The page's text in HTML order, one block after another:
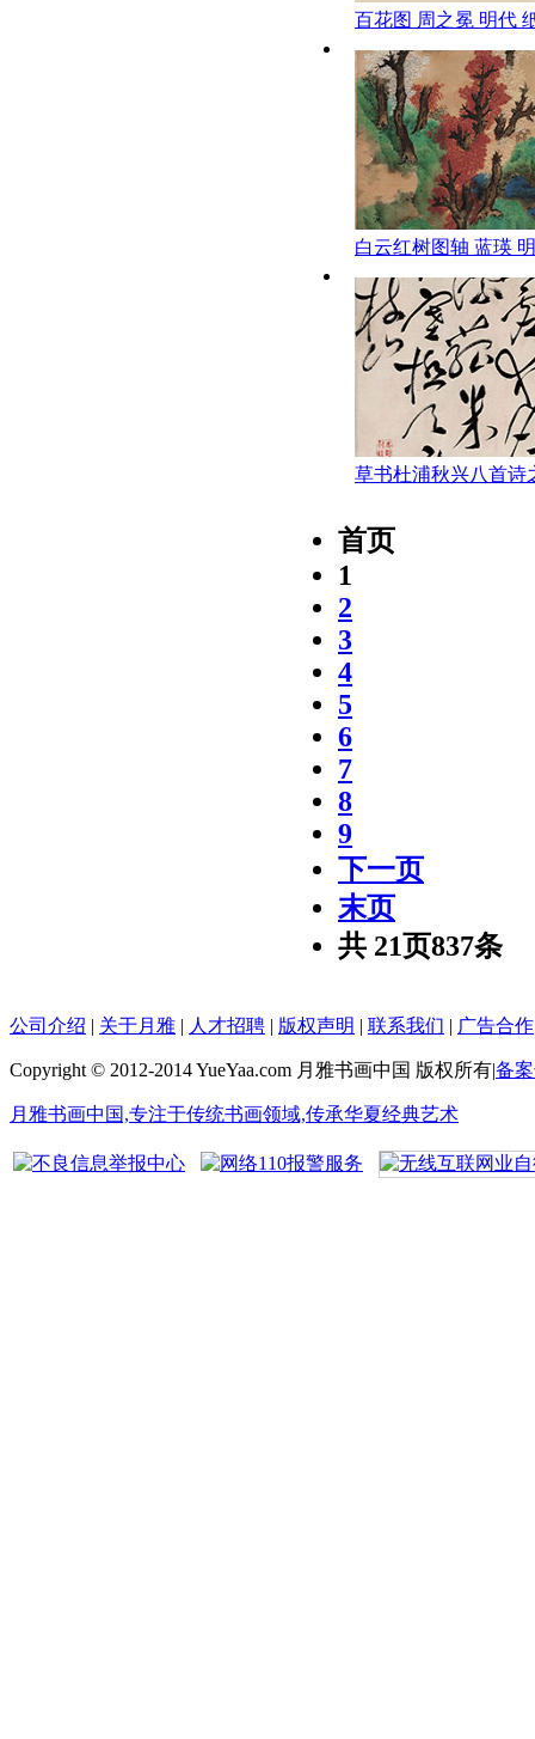
百花图 周之冕 明代
白云红树图轴 蓝瑛
草书杜浦秋兴八首诗
首页
1
2
3
4
5
6
7
8
9
下一页
末页
共 21页837条
公司介绍 | 关于月雅 | 人才招聘 | 版权声明 | 联系我们 | 广告合作
Copyright © 2012-2014 YueYaa.com 月雅书画中国 版权所有|备
月雅书画中国,专注于传统书画领域,传承华夏经典艺术